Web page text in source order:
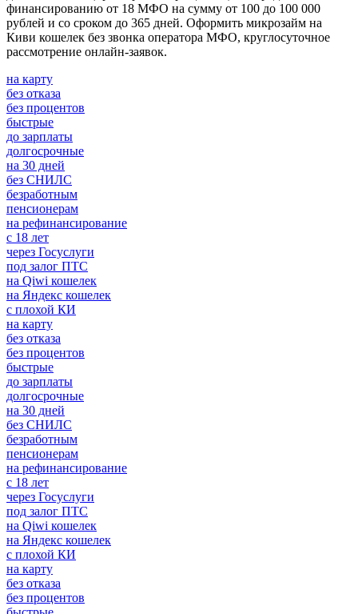
финансированию от 18 МФО на сумму от 100 до 100 000
рублей и со сроком до 365 дней. Оформить микрозайм на
Киви кошелек без звонка оператора МФО, круглосуточное
рассмотрение онлайн-заявок.
на карту
без отказа
без процентов
быстрые
до зарплаты
долгосрочные
на 30 дней
без СНИЛС
безработным
пенсионерам
на рефинансирование
с 18 лет
через Госуслуги
под залог ПТС
на Qiwi кошелек
на Яндекс кошелек
с плохой КИ
на карту
без отказа
без процентов
быстрые
до зарплаты
долгосрочные
на 30 дней
без СНИЛС
безработным
пенсионерам
на рефинансирование
с 18 лет
через Госуслуги
под залог ПТС
на Qiwi кошелек
на Яндекс кошелек
с плохой КИ
на карту
без отказа
без процентов